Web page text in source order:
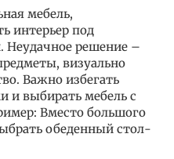
мебель,
интерьер под
Неудачное решение –
визуально
Важно избегать
и выбирать мебель с
Вместо большого
обеденный стол-